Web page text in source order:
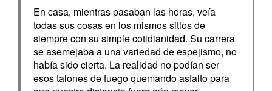
En casa, mientras pasaban las horas, veía
todas sus cosas en los mismos sitios de
siempre con su simple cotidianidad. Su carrera
se asemejaba a una variedad de espejismo, no
había sido cierta. La realidad no podían ser
esos talones de fuego quemando asfalto para